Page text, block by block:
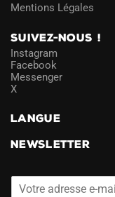
Mentions Légales
SUIVEZ-NOUS !
Instagram
Facebook
Messenger
X
LANGUE
NEWSLETTER